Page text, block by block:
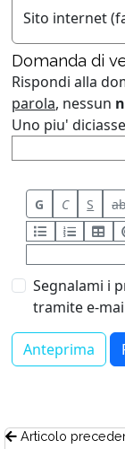
Sito internet
Domanda di
Rispondi alla
parola, nessun
Uno piu'
G C S
Segnalami i
tramite e-
Articolo